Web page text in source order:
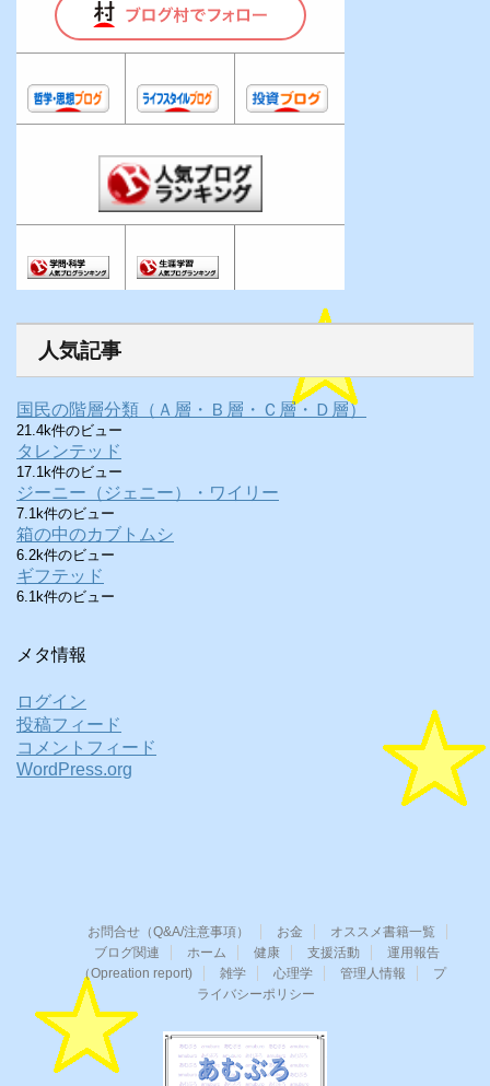
人気記事
国民の階層分類（Ａ層・Ｂ層・Ｃ層・Ｄ層）
21.4k件のビュー
タレンテッド
17.1k件のビュー
ジーニー（ジェニー）・ワイリー
7.1k件のビュー
箱の中のカブトムシ
6.2k件のビュー
ギフテッド
6.1k件のビュー
メタ情報
ログイン
投稿フィード
コメントフィード
WordPress.org
お問合せ（Q&A/注意事項） お金
オススメ書籍一覧
ブログ関連
ホーム 健康 支援活動
運用報告
（Opreation report)
雑学 心理学 管理人情報
プ
ライバシーポリシー